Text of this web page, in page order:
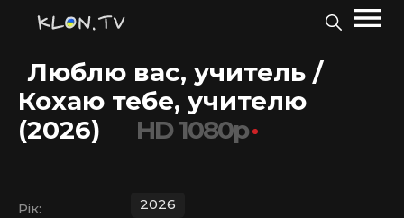
Люблю вас, учитель /
Кохаю тебе, учителю
(2026)
HD 1080p
Рік: 2026